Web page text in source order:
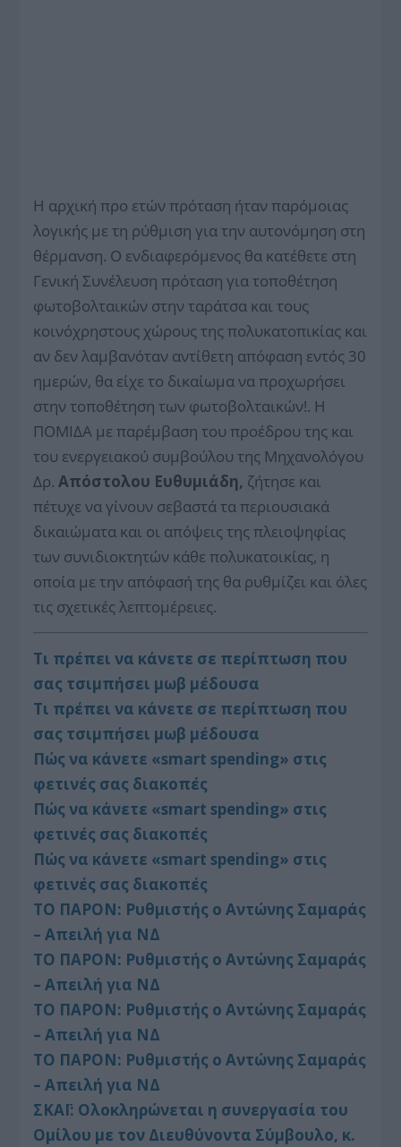
Η αρχική προ ετών πρόταση ήταν παρόμοιας
λογικής με τη ρύθμιση για την αυτονόμηση στη
θέρμανση. Ο ενδιαφερόμενος θα κατέθετε στη
Γενική Συνέλευση πρόταση για τοποθέτηση
φωτοβολταικών στην ταράτσα και τους
κοινόχρηστους χώρους της πολυκατοπικίας και
αν δεν λαμβανόταν αντίθετη απόφαση εντός 30
ημερών, θα είχε το δικαίωμα να προχωρήσει
στην τοποθέτηση των φωτοβολταικών!. Η
ΠΟΜΙΔΑ με παρέμβαση του προέδρου της και
του ενεργειακού συμβούλου της Μηχανολόγου
Δρ. Απόστολου Ευθυμιάδη, ζήτησε και
πέτυχε να γίνουν σεβαστά τα περιουσιακά
δικαιώματα και οι απόψεις της πλειοψηφίας
των συνιδιοκτητών κάθε πολυκατοικίας, η
οποία με την απόφασή της θα ρυθμίζει και όλες
τις σχετικές λεπτομέρειες.
Τι πρέπει να κάνετε σε περίπτωση που
σας τσιμπήσει μωβ μέδουσα
Τι πρέπει να κάνετε σε περίπτωση που
σας τσιμπήσει μωβ μέδουσα
Πώς να κάνετε «smart spending» στις
φετινές σας διακοπές
Πώς να κάνετε «smart spending» στις
φετινές σας διακοπές
Πώς να κάνετε «smart spending» στις
φετινές σας διακοπές
ΤΟ ΠΑΡΟΝ: Ρυθμιστής ο Αντώνης Σαμαράς
– Απειλή για ΝΔ
ΤΟ ΠΑΡΟΝ: Ρυθμιστής ο Αντώνης Σαμαράς
– Απειλή για ΝΔ
ΤΟ ΠΑΡΟΝ: Ρυθμιστής ο Αντώνης Σαμαράς
– Απειλή για ΝΔ
ΤΟ ΠΑΡΟΝ: Ρυθμιστής ο Αντώνης Σαμαράς
– Απειλή για ΝΔ
ΣΚΑΪ: Ολοκληρώνεται η συνεργασία του
Ομίλου με τον Διευθύνοντα Σύμβουλο, κ.